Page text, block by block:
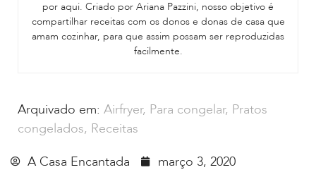
por aqui. Criado por Ariana Pazzini, nosso objetivo é
compartilhar receitas com os donos e donas de casa que
amam cozinhar, para que assim possam ser reproduzidas
facilmente.
Arquivado em: Airfryer, Para congelar, Pratos
congelados, Receitas
A Casa Encantada
março 3, 2020